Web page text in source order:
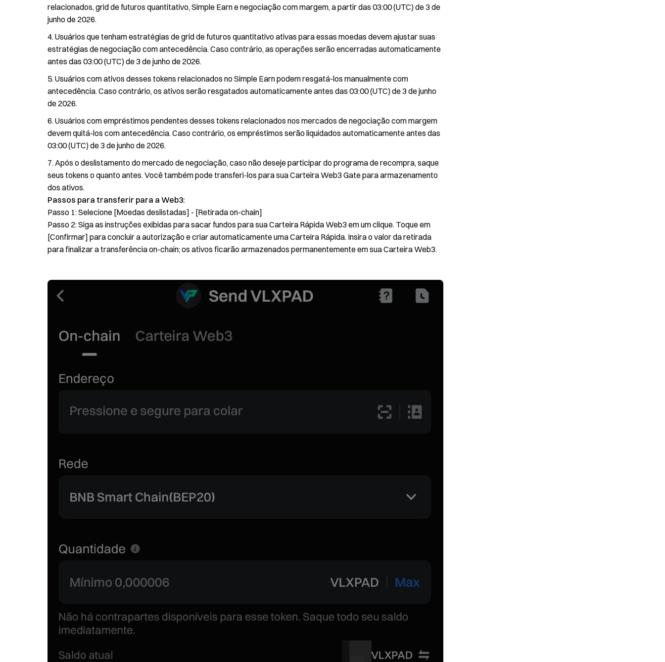
relacionados, grid de futuros quantitativo, Simple Earn e negociação com margem, a partir das 03:00 (UTC) de 3 de
junho de 2026.
Usuários que tenham estratégias de grid de futuros quantitativo ativas para essas moedas devem ajustar suas
estratégias de negociação com antecedência. Caso contrário, as operações serão encerradas automaticamente
antes das 03:00 (UTC) de 3 de junho de 2026.
Usuários com ativos desses tokens relacionados no Simple Earn podem resgatá-los manualmente com
antecedência. Caso contrário, os ativos serão resgatados automaticamente antes das 03:00 (UTC) de 3 de junho
de 2026.
Usuários com empréstimos pendentes desses tokens relacionados nos mercados de negociação com margem
devem quitá-los com antecedência. Caso contrário, os empréstimos serão liquidados automaticamente antes das
03:00 (UTC) de 3 de junho de 2026.
Após o deslistamento do mercado de negociação, caso não deseje participar do programa de recompra, saque
seus tokens o quanto antes. Você também pode transferi-los para sua Carteira Web3 Gate para armazenamento
dos ativos.
Passos para transferir para a Web3:
Passo 1: Selecione [Moedas deslistadas] - [Retirada on-chain]
Passo 2: Siga as instruções exibidas para sacar fundos para sua Carteira Rápida Web3 em um clique. Toque em
[Confirmar] para concluir a autorização e criar automaticamente uma Carteira Rápida. Insira o valor da retirada
para finalizar a transferência on-chain; os ativos ficarão armazenados permanentemente em sua Carteira Web3.